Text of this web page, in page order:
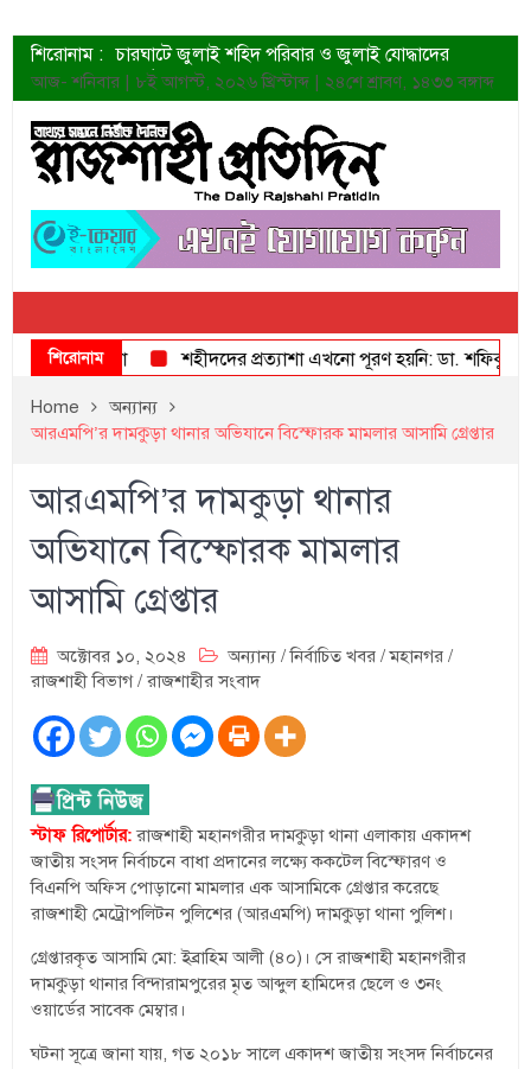
শিরোনাম : চারঘাটে জুলাই শহিদ পরিবার ও জুলাই যোদ্ধাদের
সংবর্ধনা
শহীদদের প্রত্যাশা এখনো পূরণ হয়নি: ডা. শফিকুর রহমান
ত্বক ভালো রাখতে যে ৫ কাজ করবেন
জুলাই স্মৃতি জাদুঘরের দুয়ার খুলেছে উদ্বোধন করলেন
প্রধানমন্ত্রী
শাহরুখের নতুন সিনেমার লুক
কোয়ার্টার ফাইনালে নেইমারের দুর্দান্ত অ্যাসিস্টে সান্তোস
ডেনিস লিয়ামিন রাশিয়ার ড্রোন বাহিনীর প্রধান হলেন
জুলাই শহিদদের আত্মত্যাগ জাতি চিরকাল শ্রদ্ধার সাথে
আজ- শনিবার | ৮ই আগস্ট, ২০২৬ খ্রিস্টাব্দ | ২৪শে শ্রাবণ, ১৪৩৩ বঙ্গাব্দ
শিরোনাম
সংবর্ধনা শহীদদের প্রত্যাশা এখনো পূরণ হয়নি: ডা. শফিকুর রহমান
Home
অন্যান্য
আরএমপি’র দামকুড়া থানার অভিযানে বিস্ফোরক মামলার আসামি গ্রেপ্তার
আরএমপি’র দামকুড়া থানার
অভিযানে বিস্ফোরক মামলার
আসামি গ্রেপ্তার
অক্টোবর ১০, ২০২৪ অন্যান্য /নির্বাচিত খবর /মহানগর /
রাজশাহী বিভাগ/রাজশাহীর সংবাদ
স্টাফ রিপোর্টার:রাজশাহী মহানগরীর দামকুড়া থানা এলাকায় একাদশ
জাতীয় সংসদ নির্বাচনে বাধা প্রদানের লক্ষ্যে ককটেল বিস্ফোরণ ও
বিএনপি অফিস পোড়ানো মামলার এক আসামিকে গ্রেপ্তার করেছে
রাজশাহী মেট্রোপলিটন পুলিশের (আরএমপি) দামকুড়া থানা পুলিশ।
গ্রেপ্তারকৃত আসামি মো: ইব্রাহিম আলী (৪০)। সে রাজশাহী মহানগরীর
দামকুড়া থানার বিন্দারামপুরের মৃত আব্দুল হামিদের ছেলে ও ৩নং
ওয়ার্ডের সাবেক মেম্বার।
ঘটনা সূত্রে জানা যায়, গত ২০১৮ সালে একাদশ জাতীয় সংসদ নির্বাচনের